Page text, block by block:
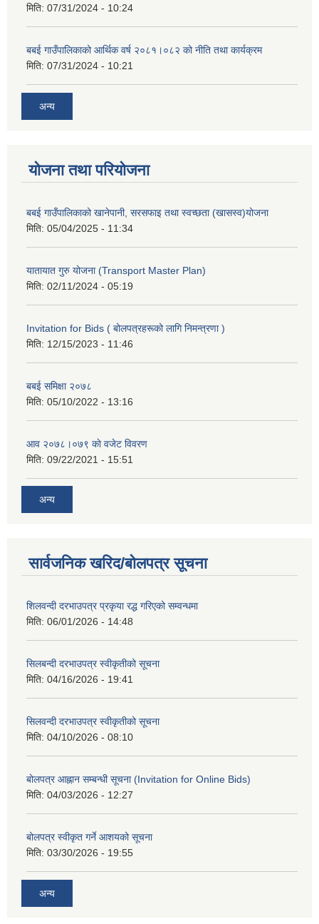
मिति: 07/31/2024 - 10:24
बबई गाउँपालिकाको आर्थिक वर्ष २०८१।०८२ को नीति तथा कार्यक्रम
मिति: 07/31/2024 - 10:21
अन्य
योजना तथा परियोजना
बबई गाउँपालिकाको खानेपानी, सरसफाइ तथा स्वच्छता (खासस्व)योजना
मिति: 05/04/2025 - 11:34
यातायात गुरु योजना (Transport Master Plan)
मिति: 02/11/2024 - 05:19
Invitation for Bids ( बोलपत्रहरूको लागि निमन्त्रणा )
मिति: 12/15/2023 - 11:46
बबई समिक्षा २०७८
मिति: 05/10/2022 - 13:16
आव २०७८।०७९ काे वजेट विवरण
मिति: 09/22/2021 - 15:51
अन्य
सार्वजनिक खरिद/बोलपत्र सूचना
शिलवन्दी दरभाउपत्र प्रकृया रद्ध गरिएको सम्वन्धमा
मिति: 06/01/2026 - 14:48
सिलबन्दी दरभाउपत्र स्वीकृतीको सूचना
मिति: 04/16/2026 - 19:41
सिलवन्दी दरभाउपत्र स्वीकृतीको सूचना
मिति: 04/10/2026 - 08:10
बोलपत्र आह्नान सम्बन्धी सूचना (Invitation for Online Bids)
मिति: 04/03/2026 - 12:27
बोलपत्र स्वीकृत गर्ने आशयको सूचना
मिति: 03/30/2026 - 19:55
अन्य